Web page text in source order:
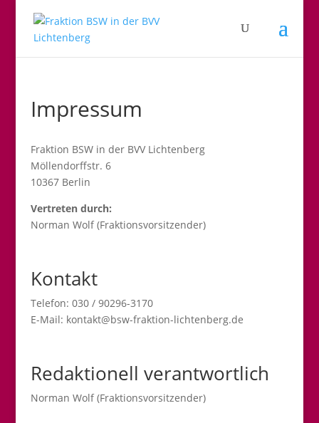
Impressum
Fraktion BSW in der BVV Lichtenberg
Möllendorffstr. 6
10367 Berlin
Vertreten durch:
Norman Wolf (Fraktionsvorsitzender)
Kontakt
Telefon: 030 / 90296-3170
E-Mail: kontakt@bsw-fraktion-lichtenberg.de
Redaktionell verantwortlich
Norman Wolf (Fraktionsvorsitzender)